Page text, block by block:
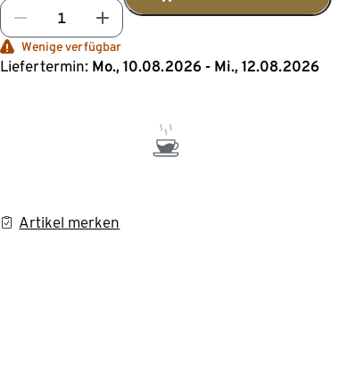
Wenige verfügbar
Liefertermin: Mo., 10.08.2026 - Mi., 12.08.2026
Artikel merken